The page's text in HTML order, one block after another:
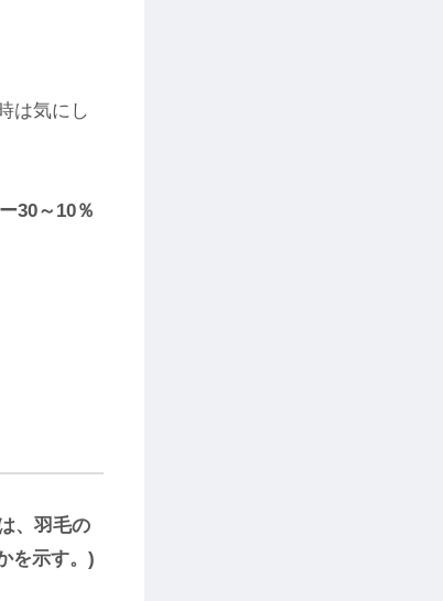
は気にし
30～10％
、羽毛の
を示す。)